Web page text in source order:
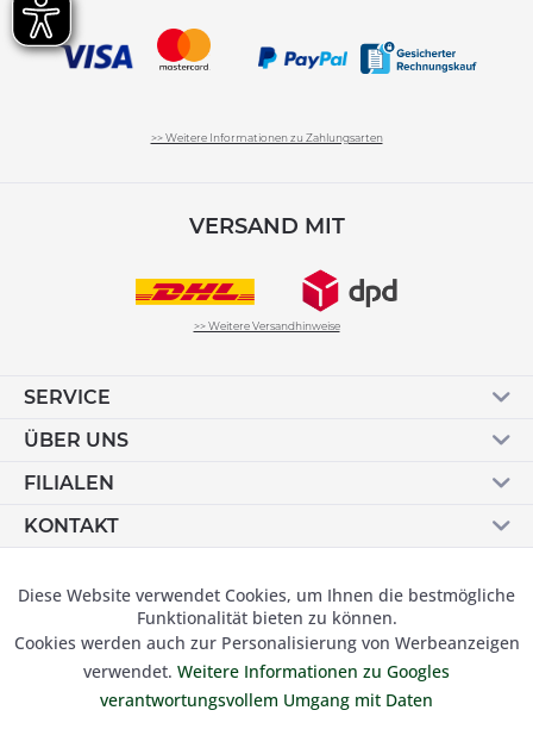
>> Weitere Informationen zu Zahlungsarten
VERSAND MIT
>> Weitere Versandhinweise
SERVICE
ÜBER UNS
FILIALEN
KONTAKT
© 2019 Besser Gehen Schockmann GmbH. Alle Preise inkl.
der gesetzl. MwSt und zzgl.Versandkosten.
Funktionale Aktiv
Marketing Inaktiv
Diese Website verwendet Cookies, um Ihnen die bestmögliche
Funktionalität bieten zu können.
Cookies werden auch zur Personalisierung von Werbeanzeigen
verwendet. Weitere Informationen zu Googles
verantwortungsvollem Umgang mit Daten